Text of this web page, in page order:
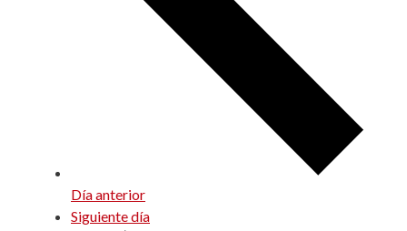
Día anterior
Siguiente día